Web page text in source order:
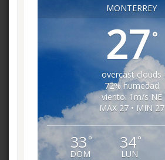
MONTERREY
27°
overcast clouds
72% humedad
viento: 1m/s NE
MAX 27 • MIN 27
33 °
DOM
34°
LUN